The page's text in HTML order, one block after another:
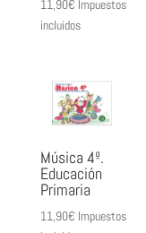
11,90€ Impuestos
incluidos
Música 4º.
Educación
Primaria
11,90€ Impuestos